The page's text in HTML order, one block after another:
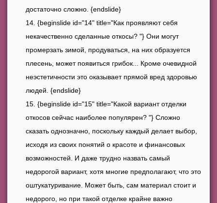
достаточно сложно. {endslide}
{beginslide id="14" title="Как проявляют себя
некачественно сделанные откосы? "} Они могут
промерзать зимой, продуваться, на них образуется
плесень, может появиться грибок... Кроме очевидной
неэстетичности это оказывает прямой вред здоровью
людей. {endslide}
{beginslide id="15" title="Какой вариант отделки
откосов сейчас наиболее популярен? "} Сложно
сказать однозначно, поскольку каждый делает выбор,
исходя из своих понятий о красоте и финансовых
возможностей. И даже трудно назвать самый
недорогой вариант, хотя многие предполагают, что это
оштукатуривание. Может быть, сам материал стоит и
недорого, но при такой отделке крайне важно